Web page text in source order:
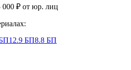
000 ₽ от юр. лиц
12.9 БП8.8 БП